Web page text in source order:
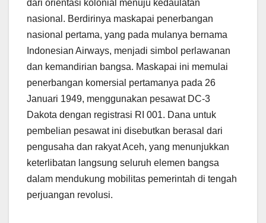
dari orientasi kolonial menuju kedaulatan
nasional. Berdirinya maskapai penerbangan
nasional pertama, yang pada mulanya bernama
Indonesian Airways, menjadi simbol perlawanan
dan kemandirian bangsa. Maskapai ini memulai
penerbangan komersial pertamanya pada 26
Januari 1949, menggunakan pesawat DC-3
Dakota dengan registrasi RI 001. Dana untuk
pembelian pesawat ini disebutkan berasal dari
pengusaha dan rakyat Aceh, yang menunjukkan
keterlibatan langsung seluruh elemen bangsa
dalam mendukung mobilitas pemerintah di tengah
perjuangan revolusi.